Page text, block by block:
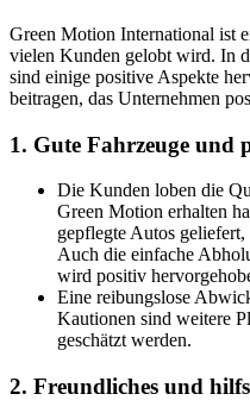
Green Motion International ist
vielen Kunden gelobt wird. In
sind einige positive Aspekte
beitragen, das Unternehmen
1. Gute Fahrzeuge und
Die Kunden loben die
Green Motion erhalten
gepflegte Autos
Auch die einfache
wird positiv
Eine reibungslose
Kautionen sind weitere
geschätzt werden.
2. Freundliches und